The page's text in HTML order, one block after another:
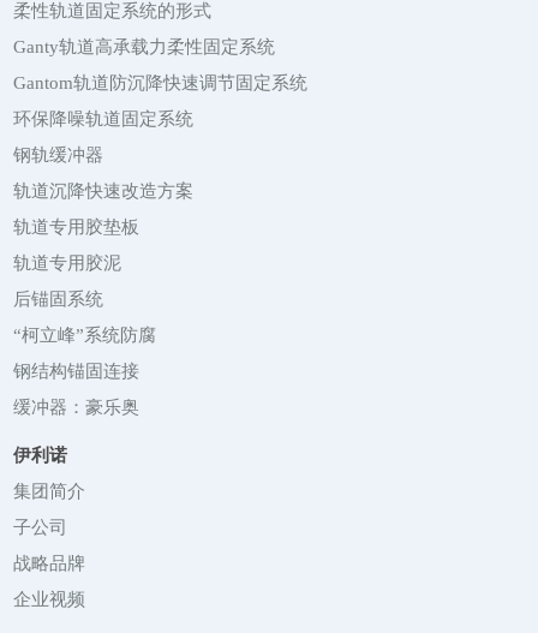
柔性轨道固定系统的形式
Ganty轨道高承载力柔性固定系统
Gantom轨道防沉降快速调节固定系统
环保降噪轨道固定系统
钢轨缓冲器
轨道沉降快速改造方案
轨道专用胶垫板
轨道专用胶泥
后锚固系统
“柯立峰”系统防腐
钢结构锚固连接
缓冲器：豪乐奥
伊利诺
集团简介
子公司
战略品牌
企业视频